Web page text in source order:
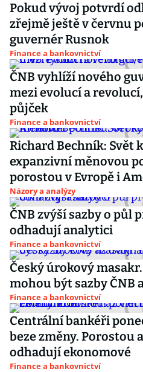
Pokud vývoj potvrdí
zřejmě ještě v červnu
guvernér Rusnok
Finance a bankovnictví
ČNB vyhlíží nového
mezi evolucí a
půjček
Finance a bankovnictví
Richard Bechník: Svět
expanzivní měnovou
porostou v Evropě i
Názory a analýzy
ČNB zvýší sazby o půl
odhadují analytici
Finance a bankovnictví
Český úrokový
mohou být sazby ČNB
Finance a bankovnictví
Centrální bankéři
beze změny. Porostou
odhadují ekonomové
Finance a bankovnictví